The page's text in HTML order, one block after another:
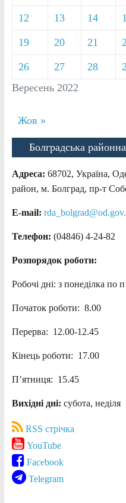
Вересень 2022
12 13 14
19 20 21
26 27 28
Жов »
Болградська
Адреса: 68702, Україна,
район, м. Болград, пр-т
E-mail:
Телефон: (04846) 4-24-82
Розпорядок роботи:
Робочі дні: з понеділка по
Початок роботи: 8.00
Перерва: 12.00-12.45
Кінець роботи: 17.00
П’ятниця: 15.45
Вихідні дні: субота, неділя
RSS стрічка
YouTube
Facebook
Telegram